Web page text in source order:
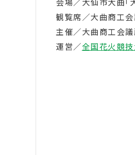
観覧席／大曲商工
主催／大曲商工会議
運営／全国花火競